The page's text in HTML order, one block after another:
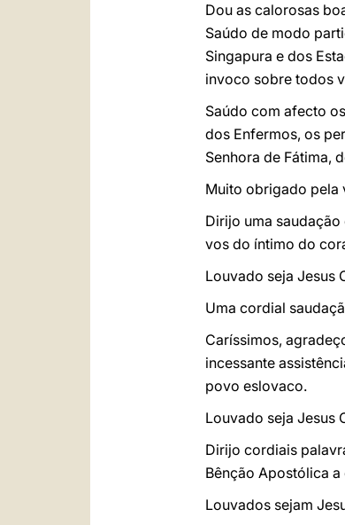
Dou as calorosas
Saúdo de modo
Singapura e dos
invoco sobre todos
Saúdo com afecto
dos Enfermos, os
Senhora de Fátima,
Muito obrigado pela
Dirijo uma
vos do íntimo do
Louvado seja Jesus
Uma cordial
Caríssimos,
incessante
povo eslovaco.
Louvado seja Jesus
Dirijo cordiais
Bênção Apostólica
Louvados sejam